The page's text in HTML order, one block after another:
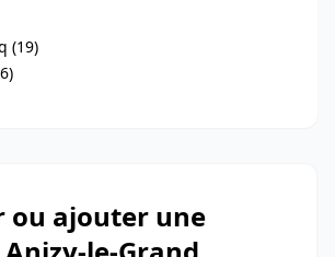
(19)
ou ajouter une